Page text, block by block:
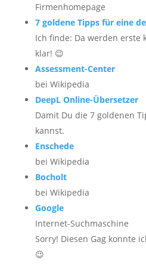
Firmenhomepage
7 goldene Tipps für eine
Ich finde: Da werden erste
klar! 😉
Assessment-Center
bei Wikipedia
DeepL Online-Übersetzer
Damit Du die 7 goldenen
kannst.
Enschede
bei Wikipedia
Bocholt
bei Wikipedia
Google
Internet-Suchmaschine
Sorry! Diesen Gag konnte
😉